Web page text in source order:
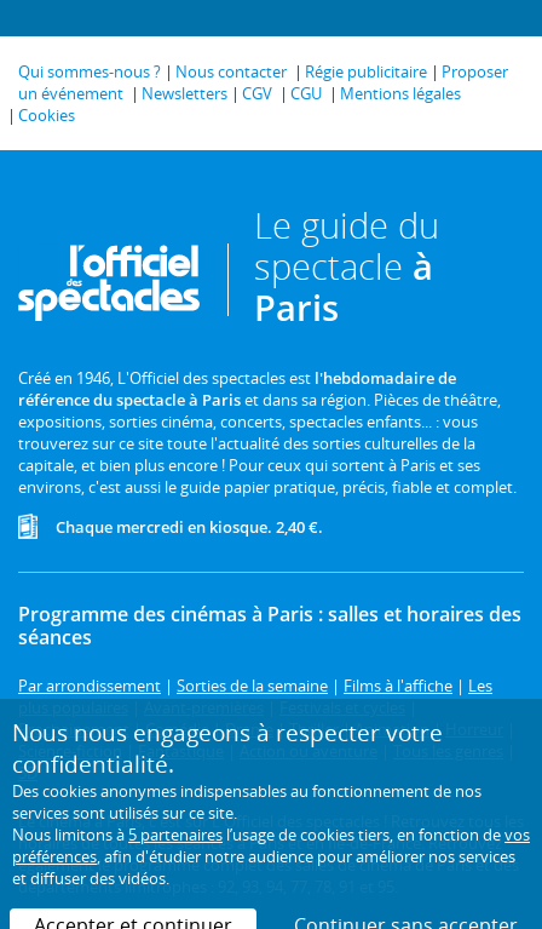
Qui sommes-nous ? Nous contacter Régie publicitaire
Proposer
un événement
Newsletters CGV CGU
Mentions légales
Cookies
Le guide du
spectacle à
Paris
Créé en 1946, L'Officiel des spectacles est l'hebdomadaire de
référence du spectacle à Pariset dans sa région. Pièces de théâtre,
expositions, sorties cinéma, concerts, spectacles enfants... : vous
trouverez sur ce site toute l'actualité des sorties culturelles de la
capitale, et bien plus encore ! Pour ceux qui sortent à Paris et ses
environs, c'est aussi le guide papier pratique, précis, fiable et complet.
Chaque mercredi en kiosque. 2,40 €.
Programme des cinémas à Paris : salles et horaires des
séances
Par arrondissement | Sorties de la semaine | Films à l'affiche | Les
Prochainement |Comédie|Drame |Thriller|Animation|
Science-fiction
|Fantastique Action ou aventure
3D
Le cinéma à Paris, c'est sur L'Officiel des spectacles ! Retrouvez tous les
horaires de toutes les séances à Paris et en Île-de-France. Retrouvez
également le programme complet des salles de cinéma de Paris et des
départements limitrophes : 92, 93, 94, 77, 78, 91 et 95.
Nous nous engageons à respecter votre
confidentialité.
Des cookies anonymes indispensables au fonctionnement de nos
services sont utilisés sur ce site.
Nous limitons à 5 partenaires l’usage de cookies tiers, en fonction devos
préférences, afin d'étudier notre audience pour améliorer nos services
et diffuser des vidéos.